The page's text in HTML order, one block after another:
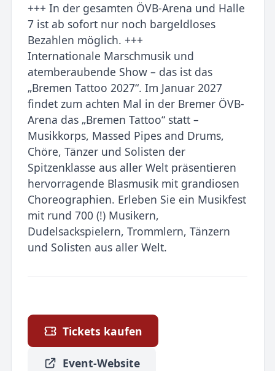
+++ In der gesamten ÖVB-Arena und Halle
7 ist ab sofort nur noch bargeldloses
Bezahlen möglich. +++
Internationale Marschmusik und
atemberaubende Show – das ist das
„Bremen Tattoo 2027“. Im Januar 2027
findet zum achten Mal in der Bremer ÖVB-
Arena das „Bremen Tattoo“ statt –
Musikkorps, Massed Pipes and Drums,
Chöre, Tänzer und Solisten der
Spitzenklasse aus aller Welt präsentieren
hervorragende Blasmusik mit grandiosen
Choreographien. Erleben Sie ein Musikfest
mit rund 700 (!) Musikern,
Dudelsackspielern, Trommlern, Tänzern
und Solisten aus aller Welt.
Tickets kaufen
Event-Website